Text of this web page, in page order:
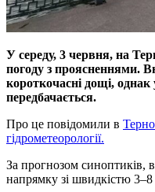
У середу, 3 червня, на
погоду з проясненнями.
короткочасні дощі, однак
передбачається.
Про це повідомили в
гідрометеорології.
За прогнозом синоптиків,
напрямку зі швидкістю 3–8